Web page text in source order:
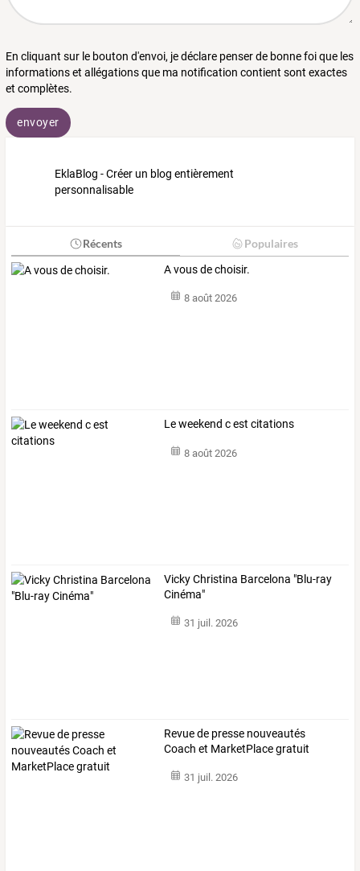
En cliquant sur le bouton d'envoi, je déclare penser de bonne foi que les
informations et allégations que ma notification contient sont exactes
et complètes.
envoyer
EklaBlog - Créer un blog entièrement
personnalisable
Récents Populaires
A vous de choisir.
8 août 2026
Le weekend c est citations
8 août 2026
Vicky Christina Barcelona "Blu-ray
Cinéma"
31 juil. 2026
Revue de presse nouveautés
Coach et MarketPlace gratuit
31 juil. 2026